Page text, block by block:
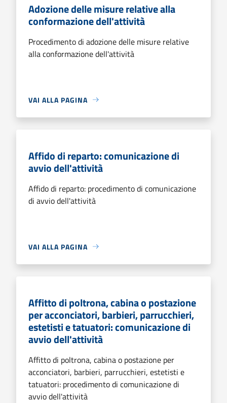
Adozione delle misure relative alla
conformazione dell'attività
Procedimento di adozione delle misure relative
alla conformazione dell'attività
VAI ALLA PAGINA
Affido di reparto: comunicazione di
avvio dell'attività
Affido di reparto: procedimento di comunicazione
di avvio dell'attività
VAI ALLA PAGINA
Affitto di poltrona, cabina o postazione
per acconciatori, barbieri, parrucchieri,
estetisti e tatuatori: comunicazione di
avvio dell'attività
Affitto di poltrona, cabina o postazione per
acconciatori, barbieri, parrucchieri, estetisti e
tatuatori: procedimento di comunicazione di
avvio dell'attività